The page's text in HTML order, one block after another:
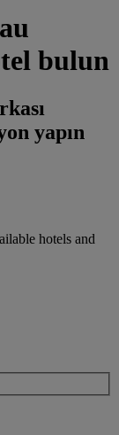
bulun
yapın
hotels and